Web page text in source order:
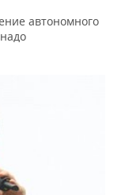
автономного